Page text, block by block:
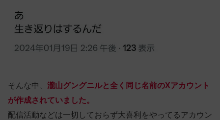
そんな中、 瀧山グングニルと全く同じ名前のXアカウント
が作成されていました。
配信活動などは一切しておらず大喜利をやってるアカウン